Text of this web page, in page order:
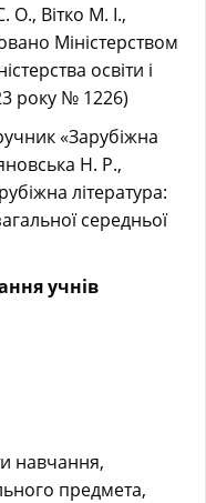
О., Вітко М. І.,
Міністерством
освіти і
року № 1226)
«Зарубіжна
Н. Р.,
література:
середньої
учнів
навчання,
предмета,